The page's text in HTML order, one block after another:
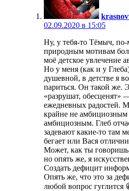
02.09.2020 в 15:05
Ну, у тебя-то Тёмыч,
природным мотивам
моё детское увлечение
Но у меня (как и у
душевной, в детстве я
париться. Он такой же.
«разрушат, обесценят»
ежедневных радостей.
крайне не
амбициозным. Глеб
задевают какие-то там
бегает или Вася
Может, как ты
но опять же, я
Создать дефицит
Опять же, что это за
любой вопрос гуглится